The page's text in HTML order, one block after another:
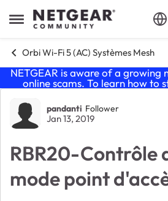
Open Side Menu
Skip to content
Orbi Wi-Fi 5 (AC) Systèmes Mesh
NETGEAR is aware of a growing
online scams. To learn how to
Forum Discussion
pandanti Follower
Jan 13, 2019
RBR20-Contrôle
mode point